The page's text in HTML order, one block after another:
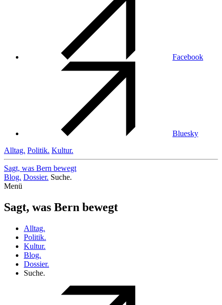
Facebook
Bluesky
Alltag. Politik. Kultur.
Sagt, was Bern bewegt
Blog. Dossier. Suche.
Menü
Sagt, was Bern bewegt
Alltag.
Politik.
Kultur.
Blog.
Dossier.
Suche.